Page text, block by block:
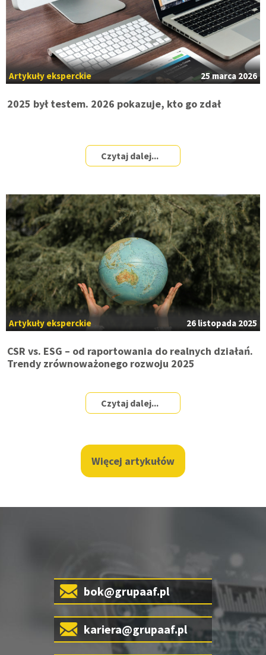
Artykuły eksperckie 25 marca 2026
2025 był testem. 2026 pokazuje, kto go zdał
Czytaj dalej...
Artykuły eksperckie 26 listopada 2025
CSR vs. ESG – od raportowania do realnych działań.
Trendy zrównoważonego rozwoju 2025
Czytaj dalej...
Więcej artykułów
bok@grupaaf.pl
kariera@grupaaf.pl